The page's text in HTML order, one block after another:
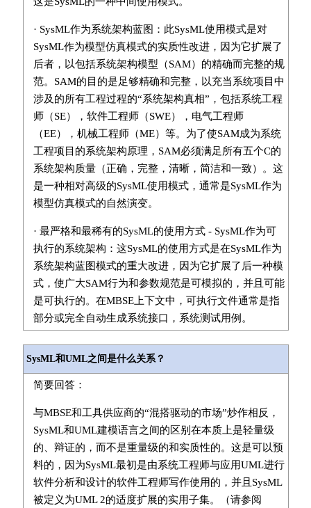
· SysML作为系统架构蓝图：此SysML使用模式是对
SysML作为模型仿真模式的实质性改进，因为它扩展了
后者，以包括系统架构模型（SAM）的精确而完整的规
范。SAM的目的是足够精确和完整，以充当系统项目中
涉及的所有工程过程的“系统架构真相”，包括系统工程
师（SE），软件工程师（SWE），电气工程师
（EE），机械工程师（ME）等。为了使SAM成为系统
工程项目的系统架构原理，SAM必须满足所有五个C的
系统架构质量（正确，完整，清晰，简洁和一致）。这
是一种相对高级的SysML使用模式，通常是SysML作为
模型仿真模式的自然演变。
· 最严格和最稀有的SysML的使用方式 - SysML作为可
执行的系统架构：这SysML的使用方式是在SysML作为
系统架构蓝图模式的重大改进，因为它扩展了后一种模
式，使广大SAM行为和参数规范是可模拟的，并且可能
是可执行的。在MBSE上下文中，可执行文件通常是指
部分或完全自动生成系统接口，系统测试用例。
SysML和UML之间是什么关系？
简要回答：
与MBSE和工具供应商的“混搭驱动的市场”炒作相反，
SysML和UML建模语言之间的区别在本质上是轻量级
的、辩证的，而不是重量级的和实质性的。这是可以预
料的，因为SysML最初是由系统工程师与应用UML进行
软件分析和设计的软件工程师写作使用的，并且SysML
被定义为UML 2的适度扩展的实用子集。（请参阅